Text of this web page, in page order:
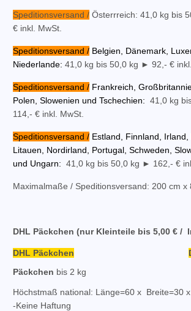
Speditionsversand / Österrreich: 41,0 kg bis
€ inkl. MwSt.
Speditionsversand / Belgien, Dänemark,
Niederlande:41,0 kg bis 50,0 kg ► 92,- €
Speditionsversand / Frankreich,
Polen, Slowenien und Tschechien: 41,0 kg
114,- € inkl. MwSt.
Speditionsversand / Estland, Finnland, Irland,
Litauen, Nordirland, Portugal, Schweden,
und Ungarn: 41,0 kg bis 50,0 kg ► 162,- €
Maximalmaße / Speditionsversand: 200 cm x
DHL Päckchen (nur Kleinteile bis 5,00 € /
DHL Päckchen
Päckchen bis 2 kg
Höchstmaß national: Länge=60 x Breite=30
-Keine Haftung